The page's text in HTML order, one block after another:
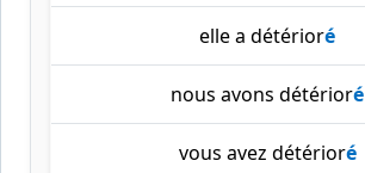
elle a détérioré
nous avons détérioré
vous avez détérioré